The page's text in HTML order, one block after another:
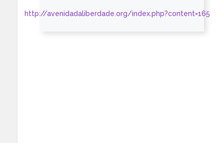
http://avenidadaliberdade.org/index.php?content=165